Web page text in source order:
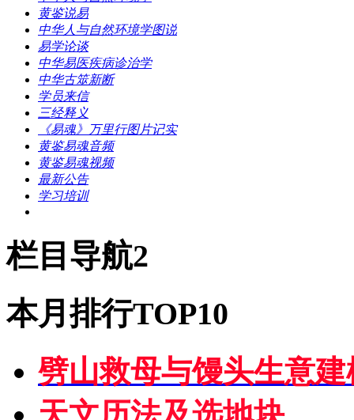
黄鉴说易
中华人与自然环境学图说
易学论谈
中华易医疾病诊治学
中华古筮新断
学员来信
三经释义
《易魂》万里行图片记实
黄鉴易魂音频
黄鉴易魂视频
最新公告
学习培训
栏目导航2
本月排行TOP10
劈山救母与馒头生意建